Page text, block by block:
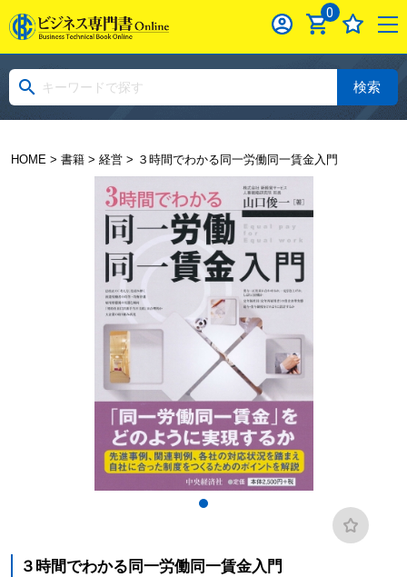
0
検索
HOME> 書籍> 経営> ３時間でわかる同一労働同一賃金入門
３時間でわかる同一労働同一賃金入門